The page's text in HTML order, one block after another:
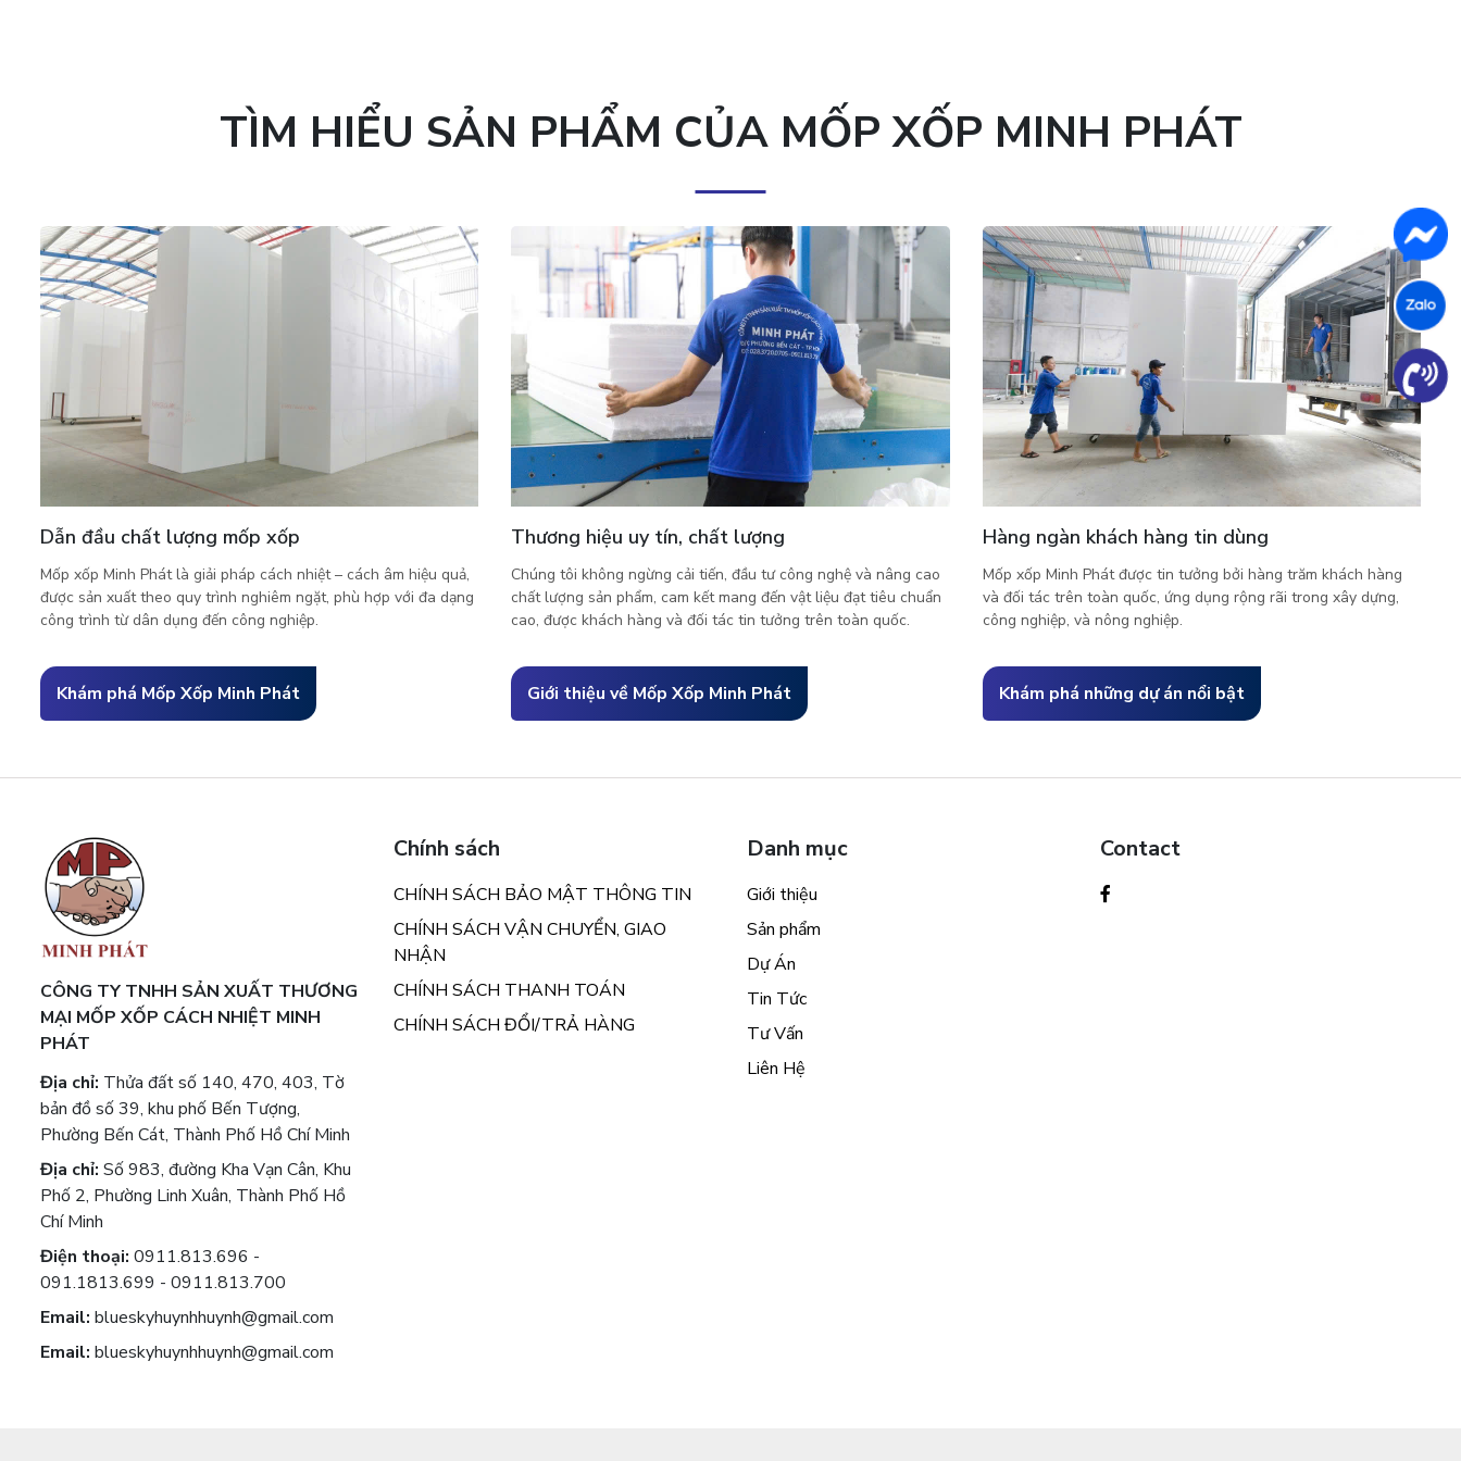
TÌM HIỂU SẢN PHẨM CỦA MỐP XỐP MINH PHÁT
Dẫn đầu chất lượng mốp xốp
Mốp xốp Minh Phát là giải pháp cách nhiệt – cách âm hiệu quả,
được sản xuất theo quy trình nghiêm ngặt, phù hợp với đa dạng
công trình từ dân dụng đến công nghiệp.
Khám phá Mốp Xốp Minh Phát
Thương hiệu uy tín, chất lượng
Chúng tôi không ngừng cải tiến, đầu tư công nghệ và nâng cao
chất lượng sản phẩm, cam kết mang đến vật liệu đạt tiêu chuẩn
cao, được khách hàng và đối tác tin tưởng trên toàn quốc.
Giới thiệu về Mốp Xốp Minh Phát
Hàng ngàn khách hàng tin dùng
Mốp xốp Minh Phát được tin tưởng bởi hàng trăm khách hàng
và đối tác trên toàn quốc, ứng dụng rộng rãi trong xây dựng,
công nghiệp, và nông nghiệp.
Khám phá những dự án nổi bật
CÔNG TY TNHH SẢN XUẤT THƯƠNG
MẠI MỐP XỐP CÁCH NHIỆT MINH
PHÁT
Địa chỉ: Thửa đất số 140, 470, 403, Tờ
bản đồ số 39, khu phố Bến Tượng,
Phường Bến Cát, Thành Phố Hồ Chí Minh
Địa chỉ: Số 983, đường Kha Vạn Cân, Khu
Phố 2, Phường Linh Xuân, Thành Phố Hồ
Chí Minh
Điện thoại: 0911.813.696 -
091.1813.699 - 0911.813.700
Email: blueskyhuynhhuynh@gmail.com
Email: blueskyhuynhhuynh@gmail.com
Chính sách
CHÍNH SÁCH BẢO MẬT THÔNG TIN
CHÍNH SÁCH VẬN CHUYỂN, GIAO
NHẬN
CHÍNH SÁCH THANH TOÁN
CHÍNH SÁCH ĐỔI/TRẢ HÀNG
Danh mục
Giới thiệu
Sản phẩm
Dự Án
Tin Tức
Tư Vấn
Liên Hệ
Contact